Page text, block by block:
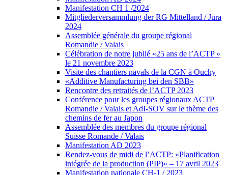
Manifestation CH 1 /2024
Mitgliederversammlung der RG Mittelland / Jura
2024
Assemblée générale du groupe régional
Romandie / Valais
Célébration de notre jubilé «25 ans de l’ACTP »
le 21 novembre 2023
Visite des chantiers navals de la CGN à Ouchy
«Additive Manufacturing bei den SBB»
Rencontre des retraités de l’ACTP 2023
Conférence pour les groupes régionaux ACTP
Romandie / Valais et AdI-SOV sur le thème des
chemins de fer au Japon
Assemblée des membres du groupe régional
Suisse Romande / Valais
Manifestation AD 2023
Rendez-vous de midi de l’ACTP: «Planification
intégrée de la production (PIP)» – 17 avril 2023
Manifestation nationale CH-1 / 2023